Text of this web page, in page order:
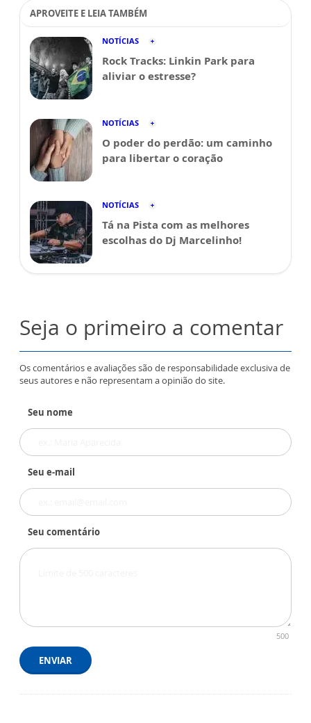
APROVEITE E LEIA TAMBÉM
NOTÍCIAS
Rock Tracks: Linkin Park para
aliviar o estresse?
NOTÍCIAS
O poder do perdão: um caminho
para libertar o coração
NOTÍCIAS
Tá na Pista com as melhores
escolhas do Dj Marcelinho!
Seja o primeiro a comentar
Os comentários e avaliações são de responsabilidade exclusiva de
seus autores e não representam a opinião do site.
Seu nome
Seu e-mail
Seu comentário
500
ENVIAR